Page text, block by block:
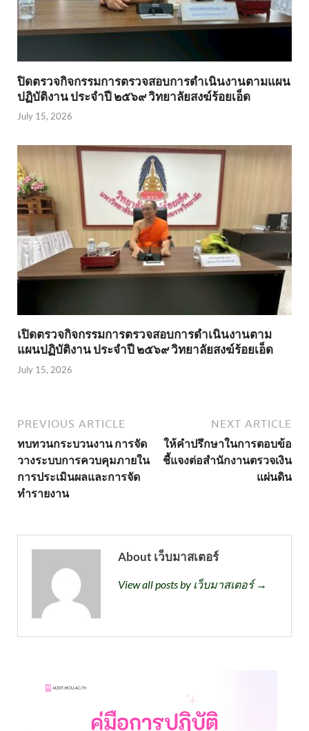
ปิดตรวจกิจกรรมการตรวจสอบการดำเนินงานตามแผน
ปฏิบัติงาน ประจำปี ๒๕๖๙ วิทยาลัยสงฆ์ร้อยเอ็ด
July 15, 2026
เปิดตรวจกิจกรรมการตรวจสอบการดำเนินงานตาม
แผนปฏิบัติงาน ประจำปี ๒๕๖๙ วิทยาลัยสงฆ์ร้อยเอ็ด
July 15, 2026
PREVIOUS ARTICLE
ทบทวนกระบวนงาน การจัด
วางระบบการควบคุมภายใน
การประเมินผลและการจัด
ทำรายงาน
NEXT ARTICLE
ให้คำปรึกษาในการตอบข้อ
ชี้แจงต่อสำนักงานตรวจเงิน
แผ่นดิน
About เว็บมาสเตอร์
View all posts by เว็บมาสเตอร์ →